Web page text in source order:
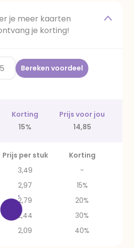
je meer kaarten
je korting!
Bereken voordeel
Korting
Prijs voor jou
15% 14,85
Prijs per stuk
Korting
3,49
-
2,97
15%
2,79
20%
2,44
30%
2,09 40%